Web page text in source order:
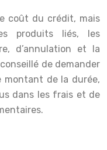
coût du crédit, mais
produits liés, les
d’annulation et la
de demander
montant de la durée,
dans les frais et de